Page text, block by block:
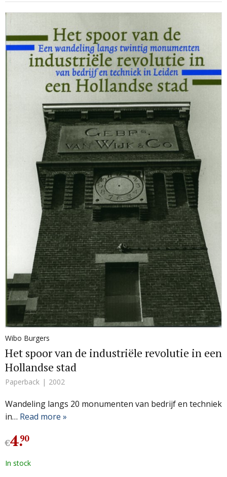
Wibo Burgers
Het spoor van de industriële revolutie in een
Hollandse stad
Paperback 2002
Wandeling langs 20 monumenten van bedrijf en techniek
in… Read more »
€4.
90
In stock